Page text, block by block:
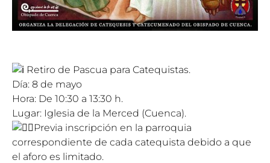
Retiro de Pascua para Catequistas.
Día: 8 de mayo
Hora: De 10:30 a 13:30 h.
Lugar: Iglesia de la Merced (Cuenca).
Previa inscripción en la parroquia
correspondiente de cada catequista debido a que
el aforo es limitado.